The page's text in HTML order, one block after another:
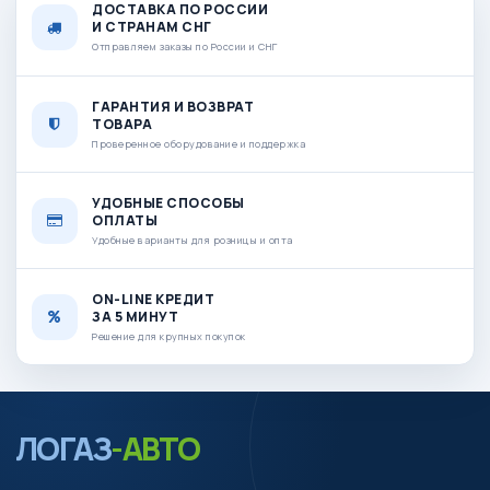
ДОСТАВКА ПО РОССИИ
И СТРАНАМ СНГ
Отправляем заказы по России и СНГ
ГАРАНТИЯ И ВОЗВРАТ
ТОВАРА
Проверенное оборудование и поддержка
УДОБНЫЕ СПОСОБЫ
ОПЛАТЫ
Удобные варианты для розницы и опта
ON-LINE КРЕДИТ
ЗА 5 МИНУТ
Решение для крупных покупок
ЛОГАЗ-АВТО